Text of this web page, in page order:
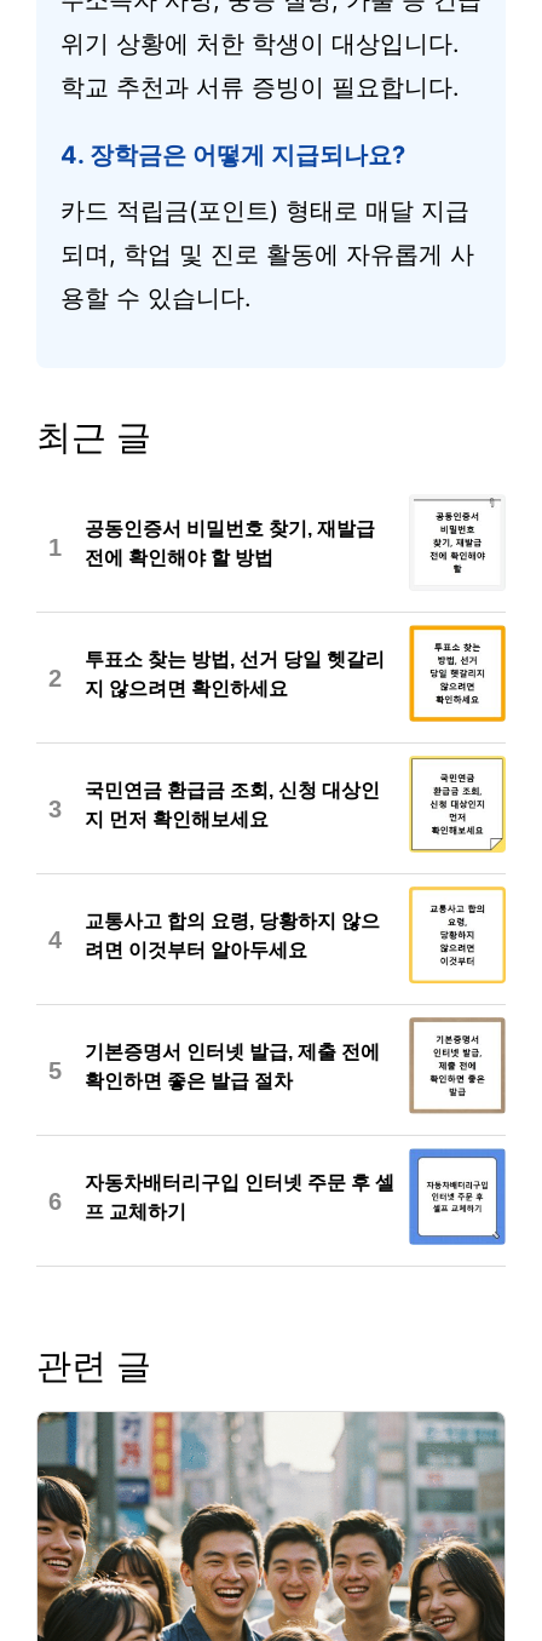
위기 상황에 처한 학생이 대상입니다.
학교 추천과 서류 증빙이 필요합니다.
4. 장학금은 어떻게 지급되나요?
카드 적립금(포인트) 형태로 매달 지급
되며, 학업 및 진로 활동에 자유롭게 사
용할 수 있습니다.
최근 글
1
공동인증서 비밀번호 찾기, 재발급
전에 확인해야 할 방법
2
투표소 찾는 방법, 선거 당일 헷갈리
지 않으려면 확인하세요
3
국민연금 환급금 조회, 신청 대상인
지 먼저 확인해보세요
4
교통사고 합의 요령, 당황하지 않으
려면 이것부터 알아두세요
5
기본증명서 인터넷 발급, 제출 전에
확인하면 좋은 발급 절차
6
자동차배터리구입 인터넷 주문 후 셀
프 교체하기
관련 글